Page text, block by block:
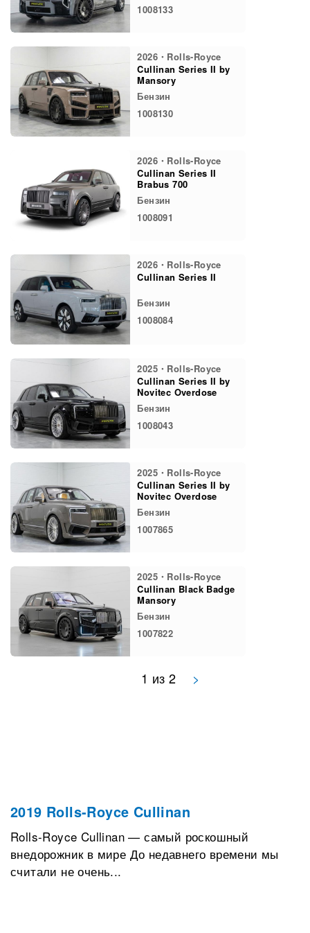
1008133
2026・Rolls-Royce
Cullinan Series II by
Mansory
Бензин
1008130
2026・Rolls-Royce
Cullinan Series II
Brabus 700
Бензин
1008091
2026・Rolls-Royce
Cullinan Series II
Бензин
1008084
2025・Rolls-Royce
Cullinan Series II by
Novitec Overdose
Бензин
1008043
2025・Rolls-Royce
Cullinan Series II by
Novitec Overdose
Бензин
1007865
2025・Rolls-Royce
Cullinan Black Badge
Mansory
Бензин
1007822
1 из 2 >
2019 Rolls-Royce Cullinan
Rolls-Royce Cullinan — самый роскошный
внедорожник в мире До недавнего времени мы
считали не очень...